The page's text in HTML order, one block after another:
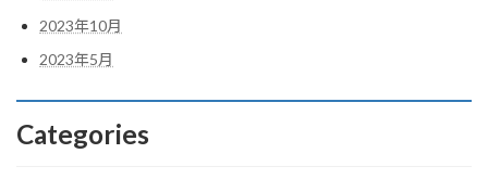
2023年10月
2023年5月
Categories